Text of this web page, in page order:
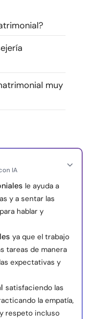
ES
muy
IA
le ayuda a
y a sentar las
hablar y
ya que el trabajo
tareas de manera
expectativas y
satisfaciendo las
la empatía,
respeto incluso